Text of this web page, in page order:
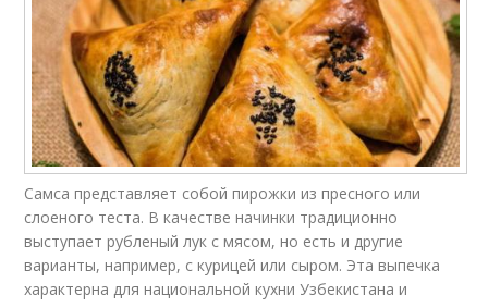
Самса представляет собой пирожки из пресного или
слоеного теста. В качестве начинки традиционно
выступает рубленый лук с мясом, но есть и другие
варианты, например, с курицей или сыром. Эта выпечка
характерна для национальной кухни Узбекистана и